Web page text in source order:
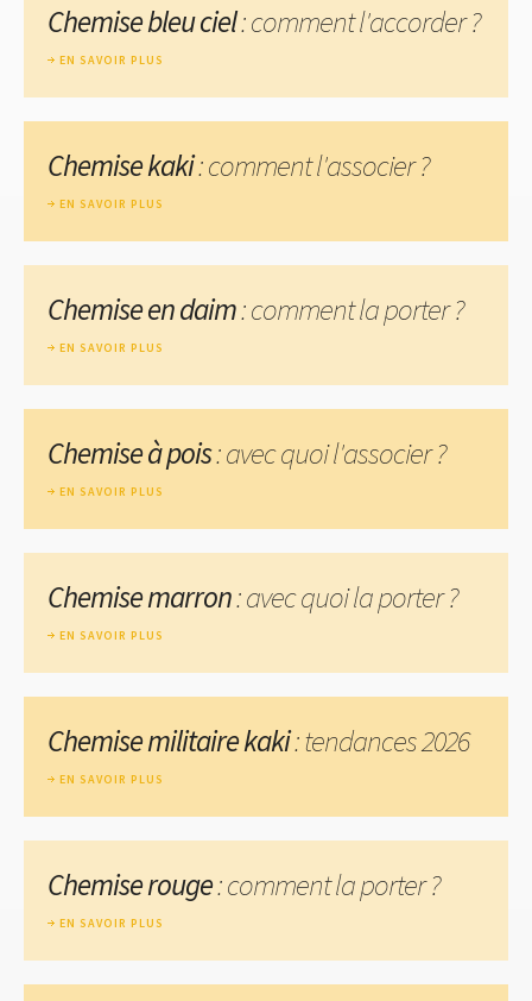
Chemise bleu ciel: comment l'accorder ?
EN SAVOIR PLUS
Chemise kaki: comment l'associer ?
EN SAVOIR PLUS
Chemise en daim: comment la porter ?
EN SAVOIR PLUS
Chemise à pois: avec quoi l'associer ?
EN SAVOIR PLUS
Chemise marron: avec quoi la porter ?
EN SAVOIR PLUS
Chemise militaire kaki: tendances 2026
EN SAVOIR PLUS
Chemise rouge: comment la porter ?
EN SAVOIR PLUS